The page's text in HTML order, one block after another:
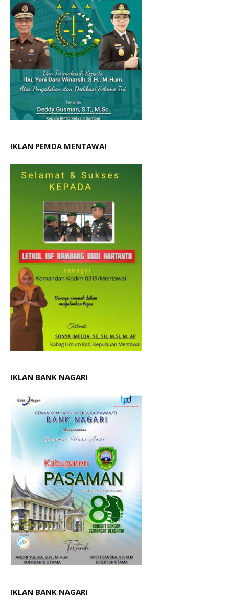
IKLAN PEMDA MENTAWAI
IKLAN BANK NAGARI
IKLAN BANK NAGARI